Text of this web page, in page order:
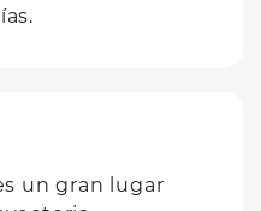
un gran lugar